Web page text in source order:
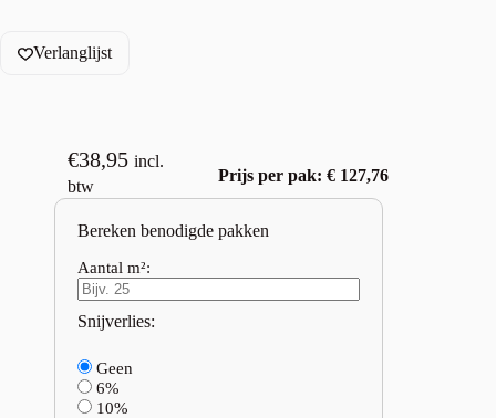
Verlanglijst
€38,95 incl.
btw
Prijs per pak: € 127,76
Bereken benodigde pakken
Aantal m²:
Snijverlies:
Geen
6%
10%